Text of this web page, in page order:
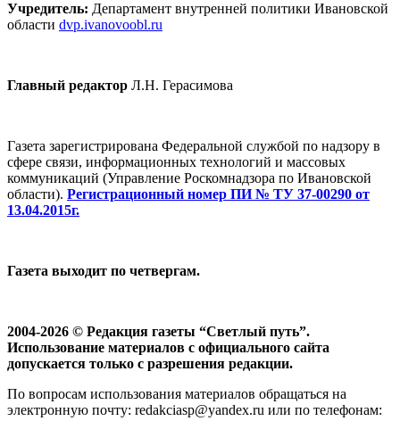
Учредитель: Департамент внутренней политики Ивановской
области dvp.ivanovoobl.ru
Главный редактор Л.Н. Герасимова
Газета зарегистрирована Федеральной службой по надзору в
сфере связи, информационных технологий и массовых
коммуникаций (Управление Роскомнадзора по Ивановской
области). Регистрационный номер ПИ № ТУ 37-00290 от
13.04.2015г.
Газета выходит по четвергам.
2004-2026 © Редакция газеты “Светлый путь”.
Использование материалов с официального сайта
допускается только с разрешения редакции.
По вопросам использования материалов обращаться на
электронную почту: redakciasp@yandex.ru или по телефонам: